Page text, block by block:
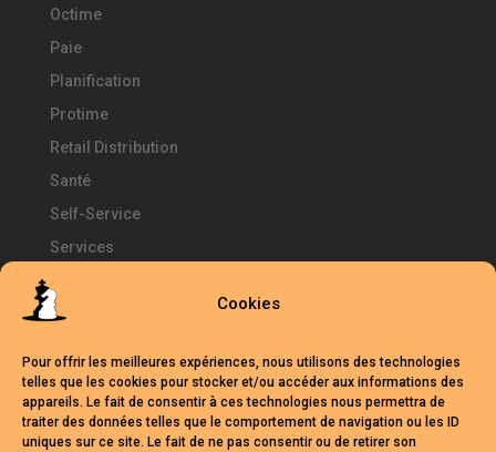
Cookies
Pour offrir les meilleures expériences, nous utilisons des technologies
telles que les cookies pour stocker et/ou accéder aux informations des
appareils. Le fait de consentir à ces technologies nous permettra de
traiter des données telles que le comportement de navigation ou les ID
uniques sur ce site. Le fait de ne pas consentir ou de retirer son
Octime
Paie
Planification
Protime
Retail Distribution
Santé
Self-Service
Services
Télétravail
Temps d'Avance
UKG
Webinars